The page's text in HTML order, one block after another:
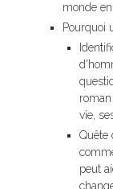
monde
Pourquoi
vie,
Quête
peut